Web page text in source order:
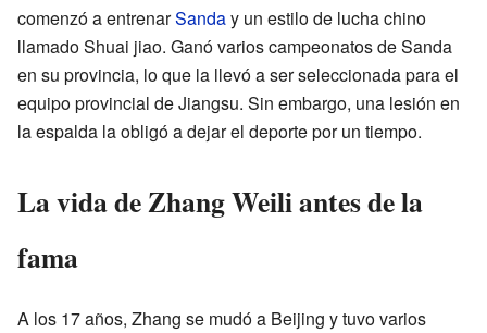
comenzó a entrenarSanday un estilo de lucha chino
llamado Shuai jiao. Ganó varios campeonatos de Sanda
en su provincia, lo que la llevó a ser seleccionada para el
equipo provincial de Jiangsu. Sin embargo, una lesión en
la espalda la obligó a dejar el deporte por un tiempo.
La vida de Zhang Weili antes de la
fama
A los 17 años, Zhang se mudó a Beijing y tuvo varios